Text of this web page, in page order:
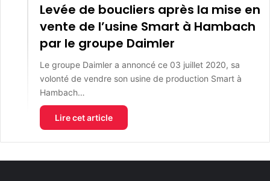
Levée de boucliers après la mise en
vente de l’usine Smart à Hambach
par le groupe Daimler
Le groupe Daimler a annoncé ce 03 juillet 2020, sa
volonté de vendre son usine de production Smart à
Hambach…
Lire cet article